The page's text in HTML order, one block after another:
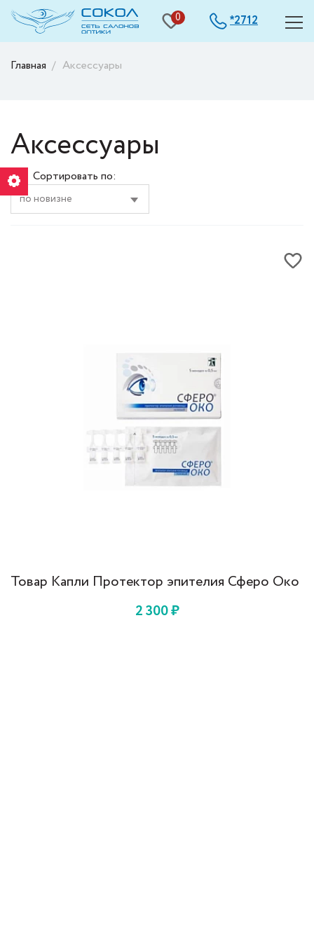
0 *2712
Главная Аксессуары
Аксессуары
Сортировать по:
Товар Капли Протектор эпителия Сферо Око
2 300₽